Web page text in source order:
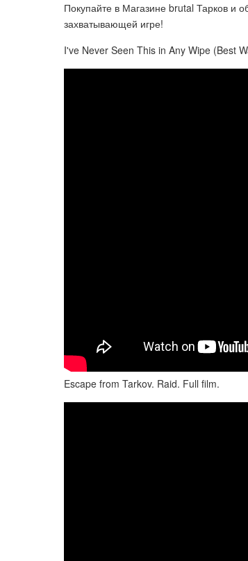
Покупайте в Магазине brutal Тарков и
захватывающей игре!
I've Never Seen This in Any Wipe (Best
Escape from Tarkov. Raid. Full film.